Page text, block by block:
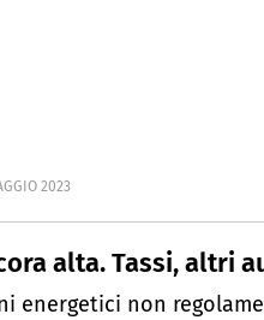
2023
alta. Tassi, altri
energetici non